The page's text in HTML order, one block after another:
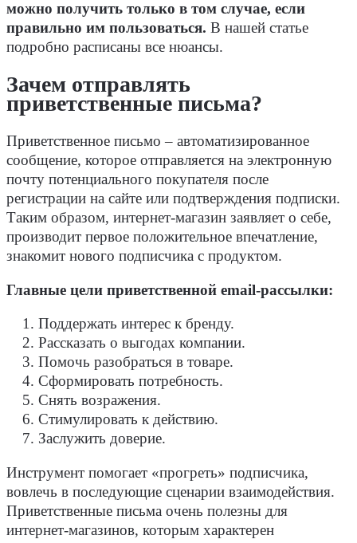
можно получить только в том случае, если
правильно им пользоваться. В нашей статье
подробно расписаны все нюансы.
Зачем отправлять
приветственные письма?
Приветственное письмо – автоматизированное
сообщение, которое отправляется на электронную
почту потенциального покупателя после
регистрации на сайте или подтверждения подписки.
Таким образом, интернет-магазин заявляет о себе,
производит первое положительное впечатление,
знакомит нового подписчика с продуктом.
Главные цели приветственной email-рассылки:
Поддержать интерес к бренду.
Рассказать о выгодах компании.
Помочь разобраться в товаре.
Сформировать потребность.
Снять возражения.
Стимулировать к действию.
Заслужить доверие.
Инструмент помогает «прогреть» подписчика,
вовлечь в последующие сценарии взаимодействия.
Приветственные письма очень полезны для
интернет-магазинов, которым характерен